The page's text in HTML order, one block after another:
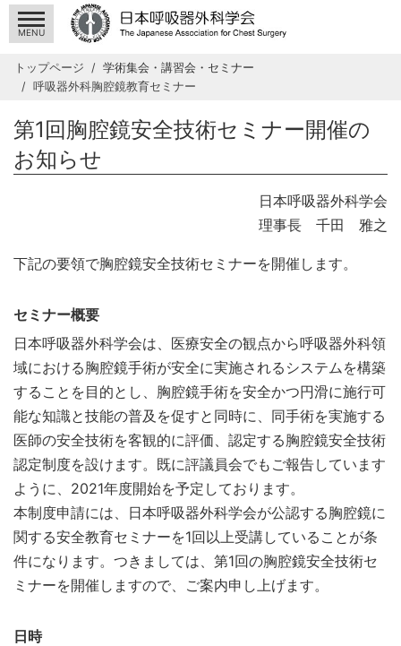
MENU
トップページ
学術集会・講習会・セミナー
呼吸器外科胸腔鏡教育セミナー
第1回胸腔鏡安全技術セミナー開催の
お知らせ
日本呼吸器外科学会
理事長 千田 雅之
下記の要領で胸腔鏡安全技術セミナーを開催します。
セミナー概要
日本呼吸器外科学会は、医療安全の観点から呼吸器外科領
域における胸腔鏡手術が安全に実施されるシステムを構築
することを目的とし、胸腔鏡手術を安全かつ円滑に施行可
能な知識と技能の普及を促すと同時に、同手術を実施する
医師の安全技術を客観的に評価、認定する胸腔鏡安全技術
認定制度を設けます。既に評議員会でもご報告しています
ように、2021年度開始を予定しております。
本制度申請には、日本呼吸器外科学会が公認する胸腔鏡に
関する安全教育セミナーを1回以上受講していることが条
件になります。つきましては、第1回の胸腔鏡安全技術セ
ミナーを開催しますので、ご案内申し上げます。
日時